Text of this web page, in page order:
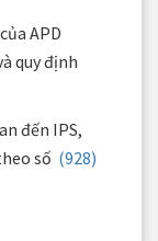
APD
quy định
đến IPS,
số (928)